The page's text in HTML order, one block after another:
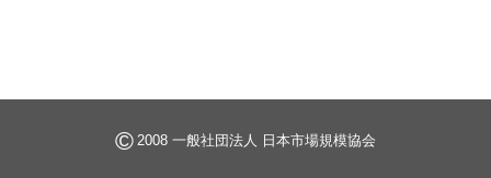
© 2008 一般社団法人 日本市場規模協会